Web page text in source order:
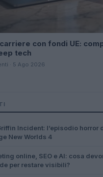
con fondi UE:
tech
· 5 Ago 2026
Incident: l’episodio horror
New Worlds 4
online, SEO e AI: cosa
per restare visibili?